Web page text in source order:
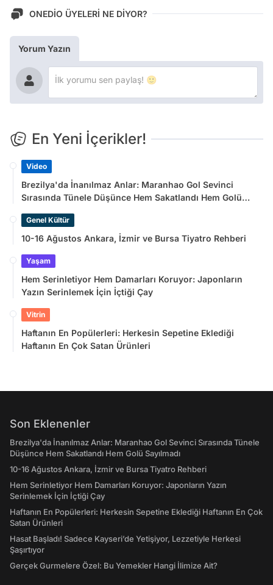
ONEDİO ÜYELERİ NE DİYOR?
Yorum Yazın
En Yeni İçerikler!
Video
Brezilya'da İnanılmaz Anlar: Maranhao Gol Sevinci
Sırasında Tünele Düşünce Hem Sakatlandı Hem Golü
Genel Kültür
10-16 Ağustos Ankara, İzmir ve Bursa Tiyatro Rehberi
Yaşam
Hem Serinletiyor Hem Damarları Koruyor: Japonların
Yazın Serinlemek İçin İçtiği Çay
Vitrin
Haftanın En Popülerleri: Herkesin Sepetine Eklediği
Haftanın En Çok Satan Ürünleri
Son Eklenenler
Brezilya'da İnanılmaz Anlar: Maranhao Gol Sevinci Sırasında Tünele
Düşünce Hem Sakatlandı Hem Golü Sayılmadı
10-16 Ağustos Ankara, İzmir ve Bursa Tiyatro Rehberi
Hem Serinletiyor Hem Damarları Koruyor: Japonların Yazın
Serinlemek İçin İçtiği Çay
Haftanın En Popülerleri: Herkesin Sepetine Eklediği Haftanın En Çok
Satan Ürünleri
Hasat Başladı! Sadece Kayseri’de Yetişiyor, Lezzetiyle Herkesi
Şaşırtıyor
Gerçek Gurmelere Özel: Bu Yemekler Hangi İlimize Ait?